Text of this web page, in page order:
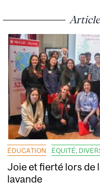
ÉDUCATION ÉQUITÉ,
Joie et fierté lors de
lavande